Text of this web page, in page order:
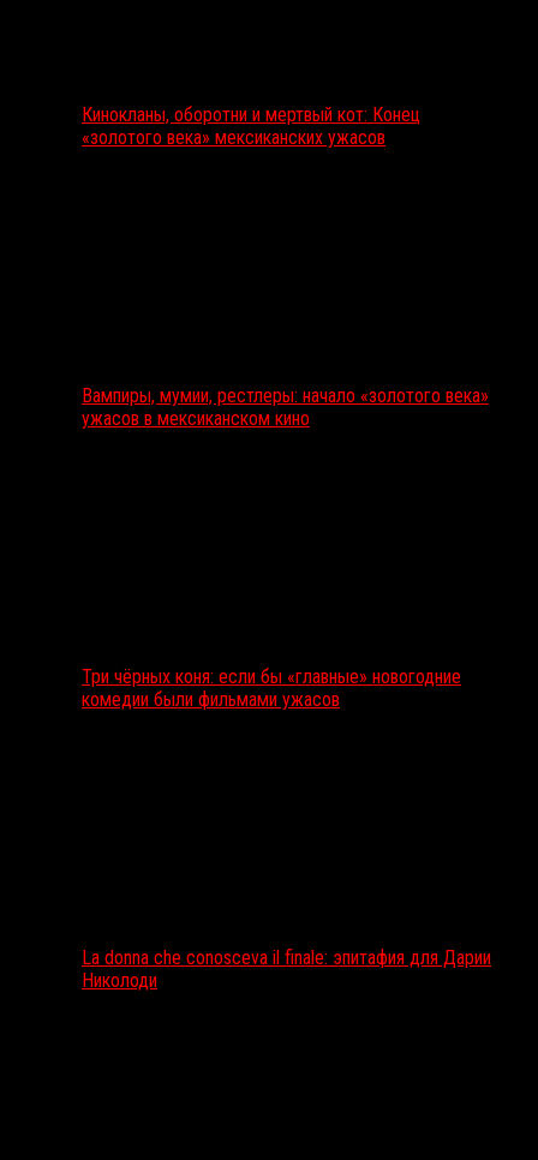
Кинокланы, оборотни и мертвый кот: Конец
«золотого века» мексиканских ужасов
Вампиры, мумии, рестлеры: начало «золотого века»
ужасов в мексиканском кино
Три чёрных коня: если бы «главные» новогодние
комедии были фильмами ужасов
La donna che conosceva il finale: эпитафия для Дарии
Николоди